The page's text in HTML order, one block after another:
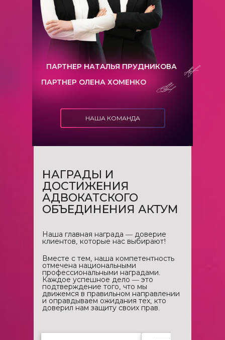
ПАРТНЕР НАТАЛЬЯ ПРУДНИКОВА
ПАРТНЕР ОЛЕНА ХОМЕНКО
НАША КОМАНДА
НАГРАДЫ И
ДОСТИЖЕНИЯ
АДВОКАТСКОГО
ОБЪЕДИНЕНИЯ АКТУМ
Наша главная награда — доверие
клиентов, которые нас выбирают!
Вместе с тем, наша компетентность
отмечена национальными
профессиональными наградами.
Каждое успешное дело — это
подтверждение того, что мы
движемся в правильном направлении
и оправдываем ожидания тех, кто
доверил нам защиту своих прав.